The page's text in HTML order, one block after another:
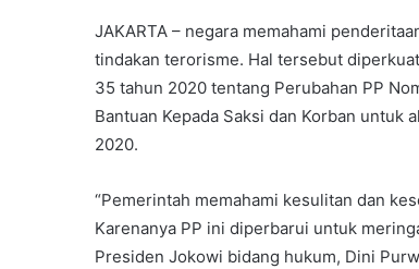
JAKARTA – negara memahami
tindakan terorisme. Hal tersebut
35 tahun 2020 tentang Perubahan PP
Bantuan Kepada Saksi dan Korban untuk
2020.
“Pemerintah memahami kesulitan dan
Karenanya PP ini diperbarui untuk
Presiden Jokowi bidang hukum, Dini